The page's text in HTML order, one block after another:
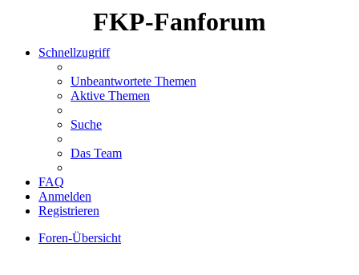
FKP-Fanforum
Schnellzugriff
Unbeantwortete Themen
Aktive Themen
Suche
Das Team
FAQ
Anmelden
Registrieren
Foren-Übersicht